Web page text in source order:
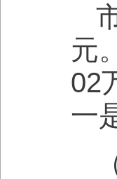
元
02
一